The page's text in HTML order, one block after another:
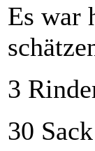
Es war
3
30